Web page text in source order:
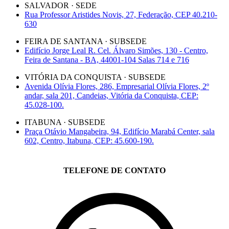
SALVADOR · SEDE
Rua Professor Aristides Novis, 27, Federação, CEP 40.210-
630
FEIRA DE SANTANA · SUBSEDE
Edifício Jorge Leal R. Cel. Álvaro Simões, 130 - Centro,
Feira de Santana - BA, 44001-104 Salas 714 e 716
VITÓRIA DA CONQUISTA · SUBSEDE
Avenida Olívia Flores, 286, Empresarial Olívia Flores, 2º
andar, sala 201, Candeias, Vitória da Conquista, CEP:
45.028-100.
ITABUNA · SUBSEDE
Praça Otávio Mangabeira, 94, Edifício Marabá Center, sala
602, Centro, Itabuna, CEP: 45.600-190.
TELEFONE DE CONTATO